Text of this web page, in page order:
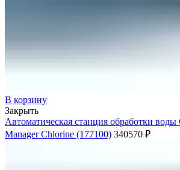
В корзину
Закрыть
Автоматическая станция обработки
Manager Chlorine (177100) 340570 ₽